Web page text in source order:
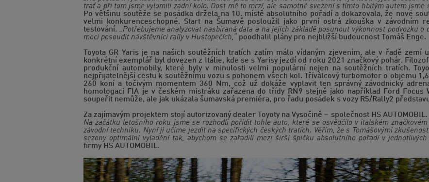
trať a při tom jsme vylomili zadní kolo. Dost mě to mrzí, ale samotné svezení s tímto hbitým autem jsme
Po většinu soutěže se posádka držela na 10. místě absolutního pořadí a dokazovala, že nové
velmi konkurenceschopné. Start na Šumavě posloužil jako první ostrá zkouška v závodním
testování. „Potřebujeme analyzovat nasbíraná data a na jejich základě posunout výkonnost podvozku
moci posoudit návštěvníci rally v Hustopečích,“
poodhalil plány pro nejbližší budoucnost Tomáš Enge.
Toyota GR Yaris je na našich soutěžních tratích zatím málo vídaným zjevením, ale v řadě zemí
konkrétní exemplář byl dovezen z Itálie, kde se s Yarisy jezdí od roku 2021 značkový pohár.
produkční automobily, které byly v minulosti velmi populární nejen na soutěžních tratích.
nejpřijatelnější cestu k soutěžnímu vozu s pohonem všech kol. Tříválcový turbomotor o objemu
260 koní a točivým momentem 360 Nm, což už dokáže vyplavit ten správný závodnický
homologaci FIA je v českém mistráku zařazena do třídy RN9 stejně jako například Ford Focus
soupeřit nemůže, ale jak ukázala šumavská premiéra, pro řadu posádek s vozy R5/Rally2
Za zajímavým projektem stojí autorizovaný dealer Toyoty na Vysočině – společnost HS AUTOMOBIL.
Na začátku letošního roku jsme se rozhodli pořídit tohle auto, které se osvědčilo v italském
závodní techniku. Nyní ji učíme jezdit na specifických českých tratích. Věřím, že s Tomášovými
sezony optimální vyladění tak, abychom se zařadili mezi širší špičku absolutního pořadí v jednotlivých
firmy HS AUTOMOBIL.